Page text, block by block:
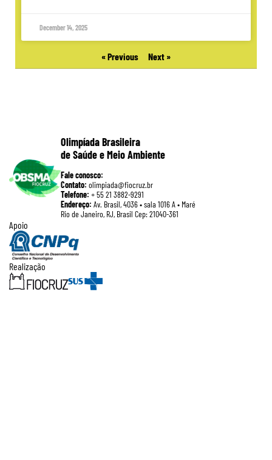
December 14, 2025
« Previous Next »
Olimpíada Brasileira
de Saúde e Meio Ambiente
Fale conosco:
Contato: olimpiada@fiocruz.br
Telefone: + 55 21 3882-9291
Endereço: Av. Brasil, 4036 • sala 1016 A • Maré
Rio de Janeiro, RJ, Brasil Cep: 21040-361
Apoio
Realização